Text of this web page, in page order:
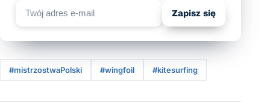
Zapisz się
#mistrzostwaPolski #wingfoil #kitesurfing